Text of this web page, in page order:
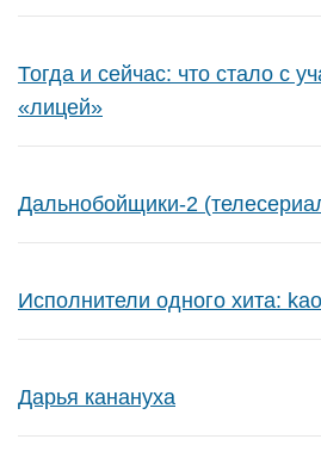
Тогда и сейчас: что стало с
«лицей»
Дальнобойщики-2
Исполнители одного хита:
Дарья канануха